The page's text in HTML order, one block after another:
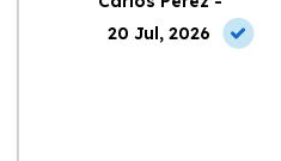
20 Jul, 2026